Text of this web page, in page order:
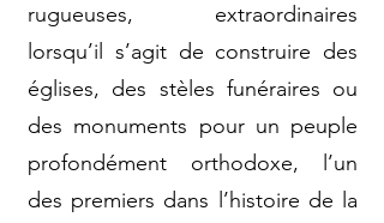
rugueuses, extraordinaires
lorsqu’il s’agit de construire des
églises, des stèles funéraires ou
des monuments pour un peuple
profondément orthodoxe, l’un
des premiers dans l’histoire de la